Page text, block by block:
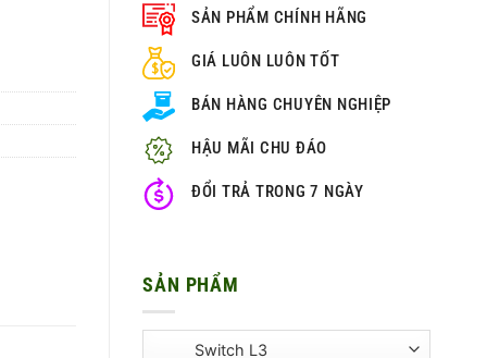
SẢN PHẨM CHÍNH HÃNG
GIÁ LUÔN LUÔN TỐT
BÁN HÀNG CHUYÊN NGHIỆP
HẬU MÃI CHU ĐÁO
ĐỔI TRẢ TRONG 7 NGÀY
SẢN PHẨM